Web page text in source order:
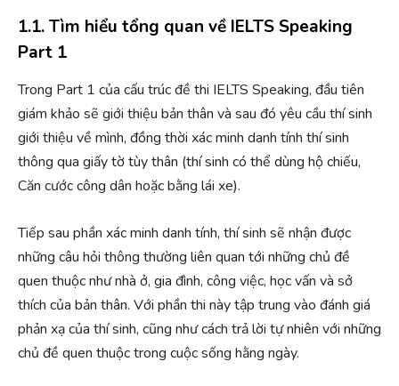
1.1. Tìm hiểu tổng quan về IELTS Speaking
Part 1
Trong Part 1 của cấu trúc đề thi IELTS Speaking, đầu tiên
giám khảo sẽ giới thiệu bản thân và sau đó yêu cầu thí sinh
giới thiệu về mình, đồng thời xác minh danh tính thí sinh
thông qua giấy tờ tùy thân (thí sinh có thể dùng hộ chiếu,
Căn cước công dân hoặc bằng lái xe).
Tiếp sau phần xác minh danh tính, thí sinh sẽ nhận được
những câu hỏi thông thường liên quan tới những chủ đề
quen thuộc như nhà ở, gia đình, công việc, học vấn và sở
thích của bản thân. Với phần thi này tập trung vào đánh giá
phản xạ của thí sinh, cũng như cách trả lời tự nhiên với những
chủ đề quen thuộc trong cuộc sống hằng ngày.